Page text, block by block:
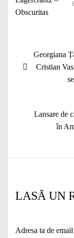
în
Articolul
anterior:
Georgiana
Cristian
Articolul
următor:
Lansare de
în
LASĂ UN
Adresa ta de